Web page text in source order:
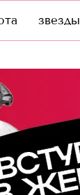
звезды